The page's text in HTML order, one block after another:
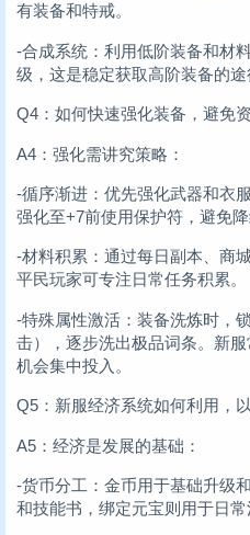
有装备和特戒。
-合成系统：利用低阶装备和材
级，这是稳定获取高阶装备的途
Q4：如何快速强化装备，避免
A4：强化需讲究策略：
-循序渐进：优先强化武器和衣
强化至+7前使用保护符，避免降
-材料积累：通过每日副本、商
平民玩家可专注日常任务积累。
-特殊属性激活：装备洗炼时，
击），逐步洗出极品词条。新
机会集中投入。
Q5：新服经济系统如何利用，
A5：经济是发展的基础：
-货币分工：金币用于基础升级
和技能书，绑定元宝则用于日常